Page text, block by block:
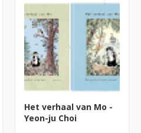
Het verhaal van Mo -
Yeon-ju Choi